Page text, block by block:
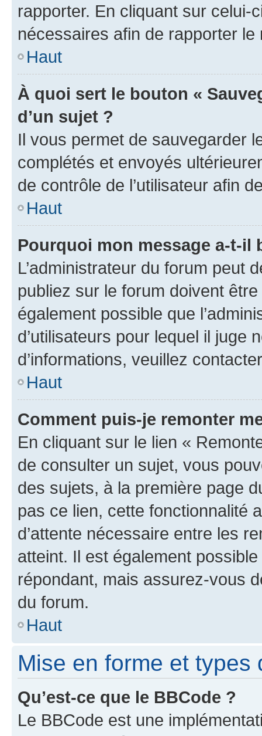
rapporter. En cliquant sur
nécessaires afin de rapporter le
Haut
À quoi sert le bouton «
d’un sujet ?
Il vous permet de sauvegarder
complétés et envoyés
de contrôle de l’utilisateur afin
Haut
Pourquoi mon message a-t-il
L’administrateur du forum peut
publiez sur le forum doivent
également possible que
d’utilisateurs pour lequel il juge
d’informations, veuillez
Haut
Comment puis-je remonter
En cliquant sur le lien «
de consulter un sujet, vous
des sujets, à la première page
pas ce lien, cette fonctionnalité
d’attente nécessaire entre les
atteint. Il est également
répondant, mais assurez-vous
du forum.
Haut
Mise en forme et types
Qu’est-ce que le BBCode ?
Le BBCode est une